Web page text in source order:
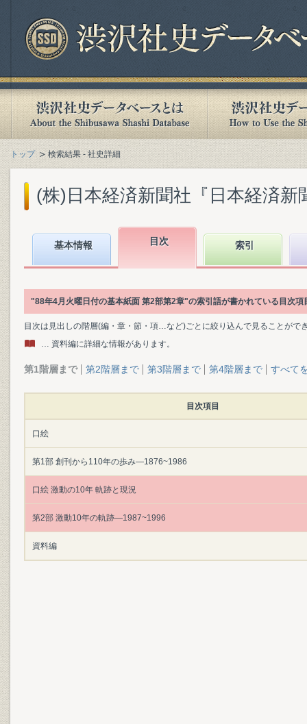
トップ 検索結果 - 社史詳細
(株)日本経済新聞社『日本経済新
基本情報 目次 索引
"88年4月火曜日付の基本紙面 第2部第2章"の索引語が書かれている目次項
目次は見出しの階層(編・章・節・項…など)ごとに絞り込んで見ることがで
… 資料編に詳細な情報があります。
第1階層まで 第2階層まで 第3階層まで 第4階層まで すべて
目次項目
口絵
第1部 創刊から110年の歩み―1876~1986
口絵 激動の10年 軌跡と現況
第2部 激動10年の軌跡―1987~1996
資料編